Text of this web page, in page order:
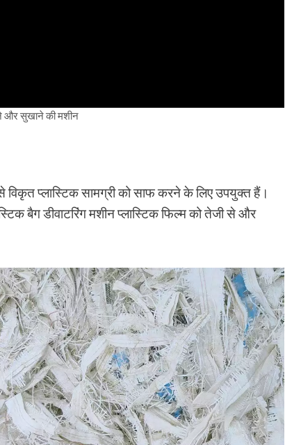
और सुखाने की मशीन
प्लास्टिक सामग्री को साफ करने के लिए उपयुक्त हैं।
बैग डीवाटरिंग मशीन प्लास्टिक फिल्म को तेजी से और